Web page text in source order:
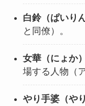
白鈴（ぱいり
と同僚）。
女華（にょか
場する人物（
やり手婆（や